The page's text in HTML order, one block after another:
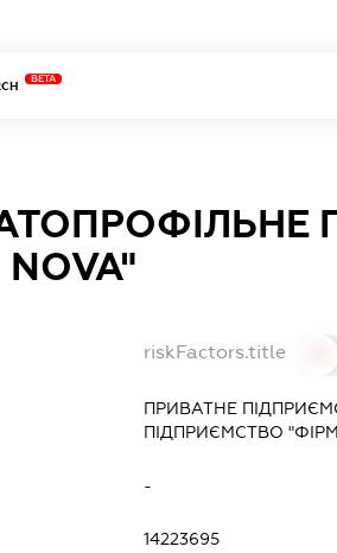
BETA
riskFactors.title
ПРИВАТНЕ
ПІДПРИЄМСТВО
-
14223695